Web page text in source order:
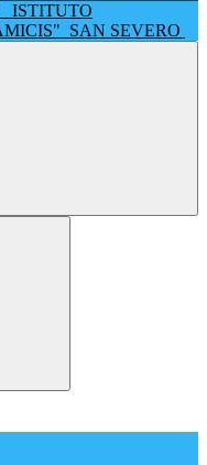
ISTITUTO
SAN SEVERO